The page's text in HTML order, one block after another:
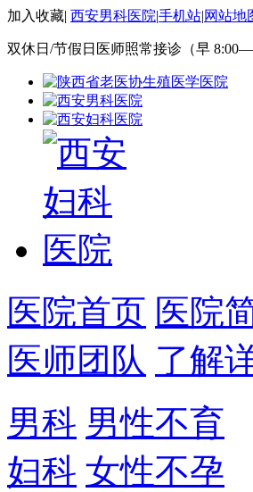
加入收藏| 西安男科医院|手机站|网站地
双休日/节假日医师照常接诊（早 8:00—
医院首页 医院
医师团队 了解
男科 男性不育
妇科 女性不孕